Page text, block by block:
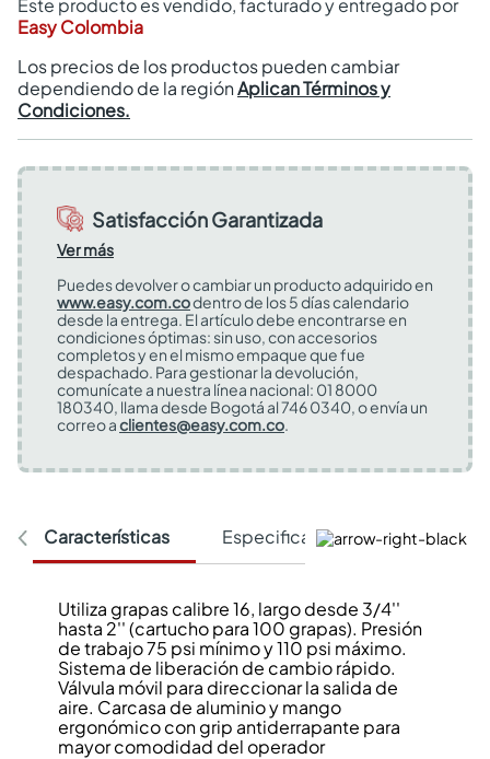
Este producto es vendido, facturado y entregado por
Easy Colombia
Los precios de los productos pueden cambiar
dependiendo de la regiónAplican Términos y
Condiciones.
Satisfacción Garantizada
Ver más
Puedes devolver o cambiar un producto adquirido en
www.easy.com.codentro de los 5 días calendario
desde la entrega. El artículo debe encontrarse en
condiciones óptimas: sin uso, con accesorios
completos y en el mismo empaque que fue
despachado. Para gestionar la devolución,
comunícate a nuestra línea nacional: 01 8000
180340, llama desde Bogotá al 746 0340, o envía un
correo aclientes@easy.com.co.
Características Especificaciones Técnicas
Utiliza grapas calibre 16, largo desde 3/4''
hasta 2'' (cartucho para 100 grapas). Presión
de trabajo 75 psi mínimo y 110 psi máximo.
Sistema de liberación de cambio rápido.
Válvula móvil para direccionar la salida de
aire. Carcasa de aluminio y mango
ergonómico con grip antiderrapante para
mayor comodidad del operador